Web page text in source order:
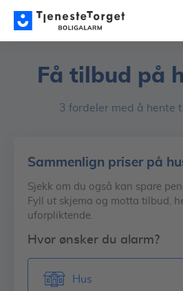
Få tilbud på
3 fordeler med å hente
Sammenlign priser på
Sjekk om du også kan spare
Fyll ut skjema og motta tilbud,
uforpliktende.
Hvor ønsker du alarm?
Hus